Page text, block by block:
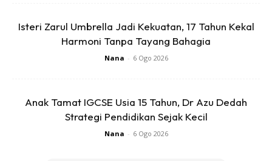
Isteri Zarul Umbrella Jadi Kekuatan, 17 Tahun Kekal
Harmoni Tanpa Tayang Bahagia
Nana - 6 Ogo 2026
Anak Tamat IGCSE Usia 15 Tahun, Dr Azu Dedah
Strategi Pendidikan Sejak Kecil
Nana - 6 Ogo 2026